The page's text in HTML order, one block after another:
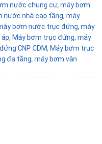
nước chung cư, máy bơm
nước nhà cao tầng, máy
bơm nước trục đứng, máy
, Máy bơm trục đứng, máy
CNP CDM, Máy bơm trục
đa tầng, máy bơm vận